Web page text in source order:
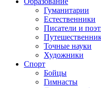
Гуманитарии
Естественники
Писатели и
Точные науки
Художники
Спорт
Бойцы
Гимнасты